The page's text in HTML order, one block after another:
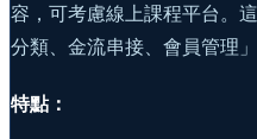
容，可考慮線上課程平台。
分類、金流串接、會員管理
特點：